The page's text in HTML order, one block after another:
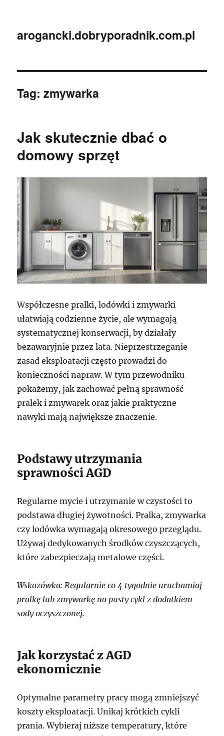
arogancki.dobryporadnik.com.pl
Tag:zmywarka
Jak skutecznie dbać o
domowy sprzęt
Współczesne pralki, lodówki i zmywarki
ułatwiają codzienne życie, ale wymagają
systematycznej konserwacji, by działały
bezawaryjnie przez lata. Nieprzestrzeganie
zasad eksploatacji często prowadzi do
konieczności napraw. W tym przewodniku
pokażemy, jak zachować pełną sprawność
pralek i zmywarek oraz jakie praktyczne
nawyki mają największe znaczenie.
Podstawy utrzymania
sprawności AGD
Regularne mycie i utrzymanie w czystości to
podstawa długiej żywotności. Pralka, zmywarka
czy lodówka wymagają okresowego przeglądu.
Używaj dedykowanych środków czyszczących,
które zabezpieczają metalowe części.
Wskazówka: Regularnie co 4 tygodnie uruchamiaj
pralkę lub zmywarkę na pusty cykl z dodatkiem
sody oczyszczonej.
Jak korzystać z AGD
ekonomicznie
Optymalne parametry pracy mogą zmniejszyć
koszty eksploatacji. Unikaj krótkich cykli
prania. Wybieraj niższe temperatury, które